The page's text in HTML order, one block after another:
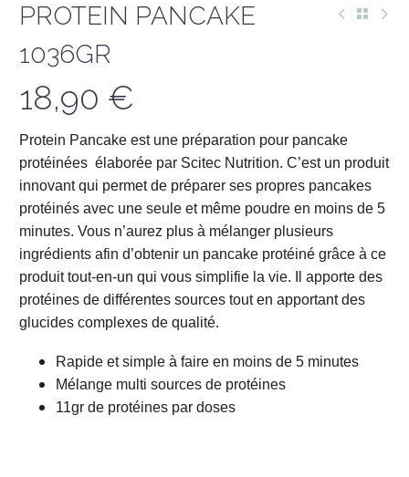
PROTEIN PANCAKE
1036GR
18,90 €
Protein Pancake est une préparation pour pancake
protéinées élaborée par Scitec Nutrition. C’est un produit
innovant qui permet de préparer ses propres pancakes
protéinés avec une seule et même poudre en moins de 5
minutes. Vous n’aurez plus à mélanger plusieurs
ingrédients afin d’obtenir un pancake protéiné grâce à ce
produit tout-en-un qui vous simplifie la vie. Il apporte des
protéines de différentes sources tout en apportant des
glucides complexes de qualité.
Rapide et simple à faire en moins de 5 minutes
Mélange multi sources de protéines
11gr de protéines par doses